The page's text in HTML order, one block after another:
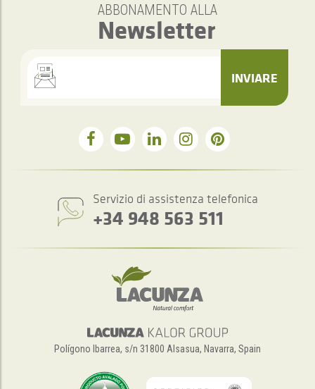
ABBONAMENTO ALLA
Newsletter
INVIARE
Servizio di assistenza telefonica
+34 948 563 511
Polígono Ibarrea, s/n 31800 Alsasua, Navarra, Spain